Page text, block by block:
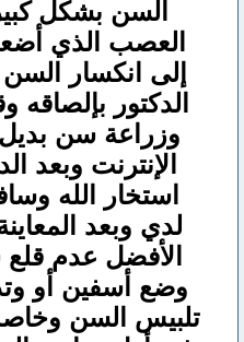
السن بشكل
العصب الذي
إلى انكسار
الدكتور
وزراعة سن
الإنترنت وبعد
استخار الله
لدي وبعد
الأفضل عدم قلع
وضع أسفين أو
تلبيس السن